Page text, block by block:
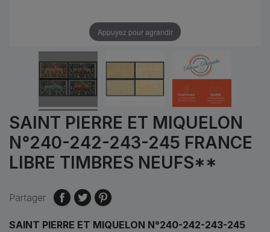
Appuyez pour agrandir
SAINT PIERRE ET MIQUELON
N°240-242-243-245 FRANCE
LIBRE TIMBRES NEUFS**
Partager
SAINT PIERRE ET MIQUELON N°240-242-243-245